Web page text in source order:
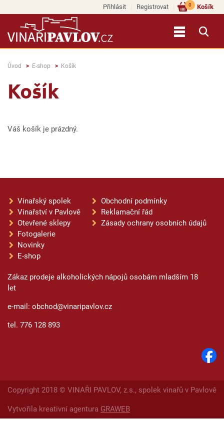
Přihlásit Registrovat Košík
0
Úvod E-shop Košík
Košík
Váš košík je prázdný.
Vinařský spolek
Vinařství v Pavlově
Otevřené sklepy
Fotogalerie
Novinky
E-shop
Obchodní podmínky
Reklamační řád
Zásady ochrany osobních údajů
Zákaz prodeje alkoholických nápojů osobám mladším 18
let
e-mail: obchod@vinaripavlov.cz
tel. 776 128 893
Copyright 2018 © VINAŘI PAVLOV, z.s., spolek vinařů v Pavlově
Vytvořila kreativní agentura GRAWEB